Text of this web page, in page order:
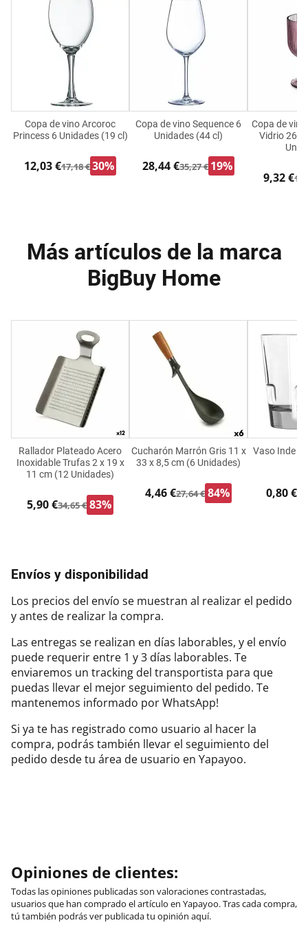
Copa de vino Arcoroc
Princess 6 Unidades (19 cl)
12,03 €17,18 €30%
Copa de vino Sequence 6
Unidades (44 cl)
28,44 €35,27 € 19%
Copa de
Vidrio 260
9,32 €
Más artículos de la marca
BigBuy Home
Rallador Plateado Acero
Inoxidable Trufas 2 x 19 x
11 cm (12 Unidades)
5,90 €34,65 € 83%
Cucharón Marrón Gris 11 x
33 x 8,5 cm (6 Unidades)
4,46 €27,64 € 84%
Vaso Inde
0,80 €
Envíos y disponibilidad
Los precios del envío se muestran al realizar el pedido
y antes de realizar la compra.
Las entregas se realizan en días laborables, y el envío
puede requerir entre 1 y 3 días laborables. Te
enviaremos un tracking del transportista para que
puedas llevar el mejor seguimiento del pedido. Te
mantenemos informado por WhatsApp!
Si ya te has registrado como usuario al hacer la
compra, podrás también llevar el seguimiento del
pedido desde tu área de usuario en Yapayoo.
Opiniones de clientes:
Todas las opiniones publicadas son valoraciones contrastadas,
usuarios que han comprado el artículo en Yapayoo. Tras cada compra,
tú también podrás ver publicada tu opinión aquí.